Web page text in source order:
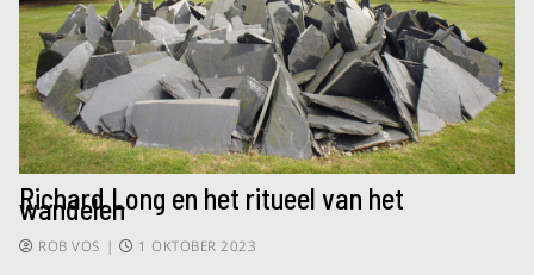
Richard Long en het ritueel van het
wandelen
ROB VOS | 1 OKTOBER 2023